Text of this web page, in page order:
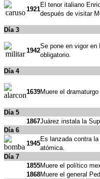
1921
El tenor italiano
después de visitar
Día 3
1942
Se pone en vigor
obligatorio.
Día 4
1639Muere el
Día 5
1867Juárez instala la
Día 6
1945
Es lanzada contra
atómica.
Día 7
1855Muere el político
1868Muere el general